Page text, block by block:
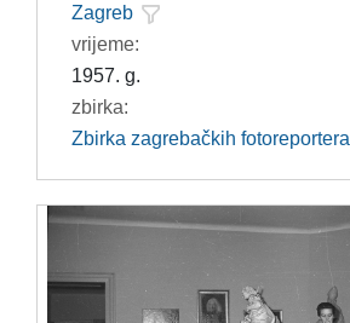
Zagreb
vrijeme:
1957. g.
zbirka:
Zbirka zagrebačkih fotoreportera